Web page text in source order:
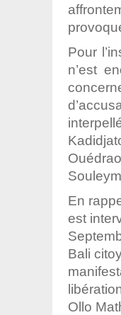
Pour
n’est
En
est
Bali
Ollo